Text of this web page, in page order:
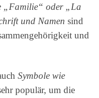
„Familie“ oder „La
und Namen sind
und
Symbole wie
populär, um die